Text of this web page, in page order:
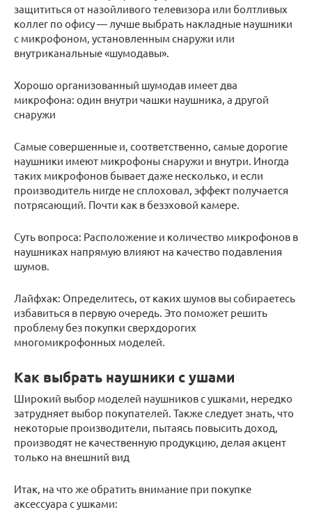
защититься от назойливого телевизора или болтливых
коллег по офису — лучше выбрать накладные наушники
с микрофоном, установленным снаружи или
внутриканальные «шумодавы».
Хорошо организованный шумодав имеет два
микрофона: один внутри чашки наушника, а другой
снаружи
Самые совершенные и, соответственно, самые дорогие
наушники имеют микрофоны снаружи и внутри. Иногда
таких микрофонов бывает даже несколько, и если
производитель нигде не сплоховал, эффект получается
потрясающий. Почти как в безэховой камере.
Суть вопроса: Расположение и количество микрофонов в
наушниках напрямую влияют на качество подавления
шумов.
Лайфхак: Определитесь, от каких шумов вы собираетесь
избавиться в первую очередь. Это поможет решить
проблему без покупки сверхдорогих
многомикрофонных моделей.
Как выбрать наушники с ушами
Широкий выбор моделей наушников с ушками, нередко
затрудняет выбор покупателей. Также следует знать, что
некоторые производители, пытаясь повысить доход,
производят не качественную продукцию, делая акцент
только на внешний вид
Итак, на что же обратить внимание при покупке
аксессуара с ушками: